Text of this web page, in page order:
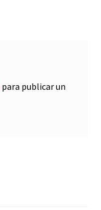
para publicar un